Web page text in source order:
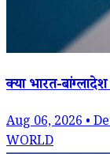
क्या भारत-
Aug 06, 2026 •
WORLD